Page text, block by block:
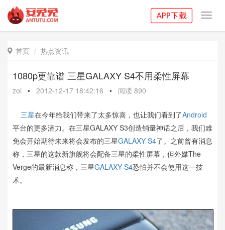
 首页 热点资讯
1080p更靠谱 三星GALAXY S4不用柔性屏幕
zol • 2012-12-17 18:42:16 • 阅读 890
三星在今年给我们带来了太多惊喜，也让我们看到了Android
平台的更多潜力。在三星GALAXY S3创造销量神话之后，我们难
免会开始期待未来将会发布的三星GALAXY S4了。之前曾有消息
称，三星的这款新旗舰将会配备三星的柔性屏幕，但外媒The
Verge的最新消息称，三星GALAXY S4恐怕并不会使用这一技
术。